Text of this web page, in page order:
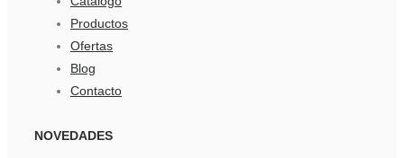
Productos
Ofertas
Blog
Contacto
NOVEDADES